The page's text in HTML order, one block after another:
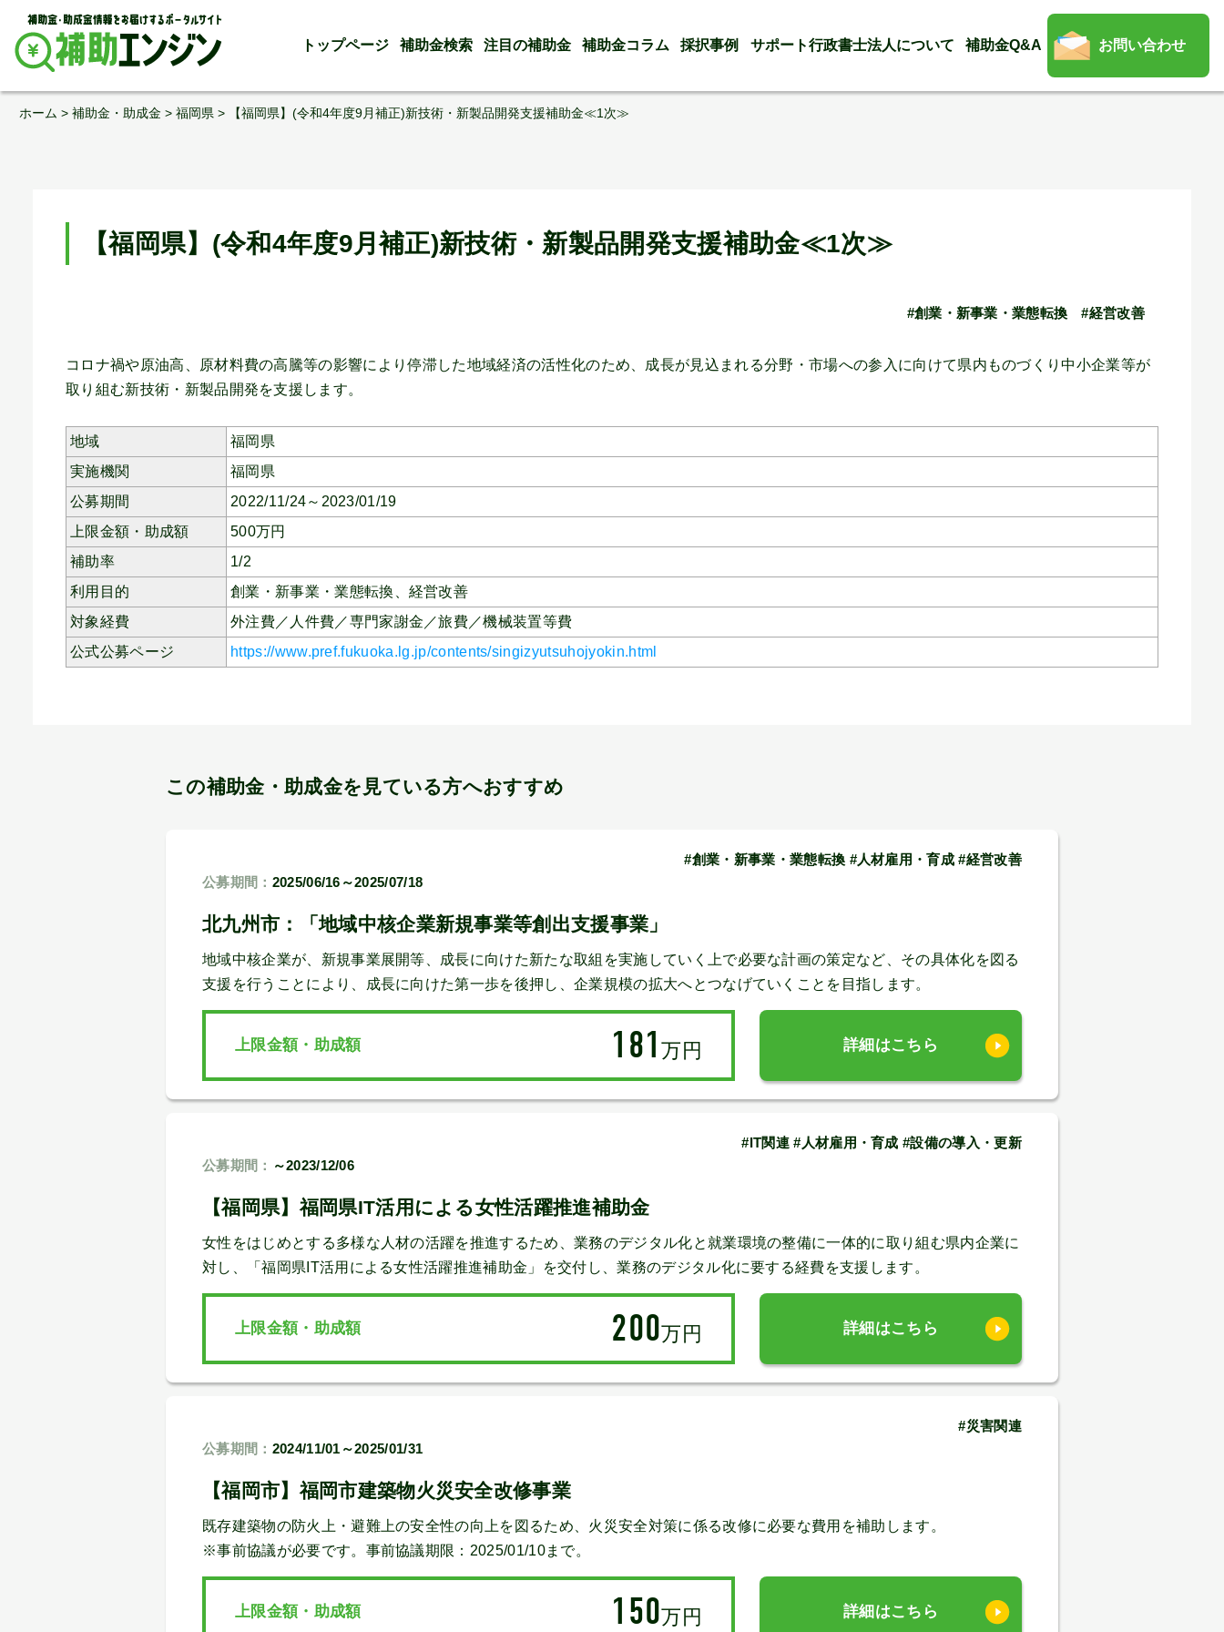
Skip
トップページ 補助金検索 注目の補助金 補助金コラム 採択事例 サポート行政書士法人について 補助金Q&A お問い合わせ
ホーム > 補助金・助成金 > 福岡県 > 【福岡県】(令和4年度9月補正)新技術・新製品開発支援補助金≪1次≫
【福岡県】(令和4年度9月補正)新技術・新製品開発支援補助金≪1次≫
#創業・新事業・業態転換 #経営改善
コロナ禍や原油高、原材料費の高騰等の影響により停滞した地域経済の活性化のため、成長が見込まれる分野・市場への参入に向けて県内ものづくり中小企業等が
取り組む新技術・新製品開発を支援します。
地域
福岡県
実施機関
福岡県
公募期間
2022/11/24～2023/01/19
上限金額・助成額
500万円
補助率
1/2
利用目的
創業・新事業・業態転換、 経営改善
対象経費
外注費／人件費／専門家謝金／旅費／機械装置等費
公式公募ページ
https://www.pref.fukuoka.lg.jp/contents/singizyutsuhojyokin.html
この補助金・助成金を見ている方へおすすめ
#創業・新事業・業態転換 #人材雇用・育成 #経営改善
公募期間： 2025/06/16～2025/07/18
北九州市：「地域中核企業新規事業等創出支援事業」
地域中核企業が、新規事業展開等、成長に向けた新たな取組を実施していく上で必要な計画の策定など、その具体化を図る
支援を行うことにより、成長に向けた第一歩を後押し、企業規模の拡大へとつなげていくことを目指します。
上限金額・助成額 181万円 詳細はこちら
#IT関連 #人材雇用・育成 #設備の導入・更新
公募期間： ～2023/12/06
【福岡県】福岡県IT活⽤による⼥性活躍推進補助⾦
女性をはじめとする多様な人材の活躍を推進するため、業務のデジタル化と就業環境の整備に一体的に取り組む県内企業に
対し、「福岡県IT活用による女性活躍推進補助金」を交付し、業務のデジタル化に要する経費を支援します。
上限金額・助成額 200万円 詳細はこちら
#災害関連
公募期間： 2024/11/01～2025/01/31
【福岡市】福岡市建築物火災安全改修事業
既存建築物の防火上・避難上の安全性の向上を図るため、火災安全対策に係る改修に必要な費用を補助します。
※事前協議が必要です。事前協議期限：2025/01/10まで。
上限金額・助成額 150万円 詳細はこちら